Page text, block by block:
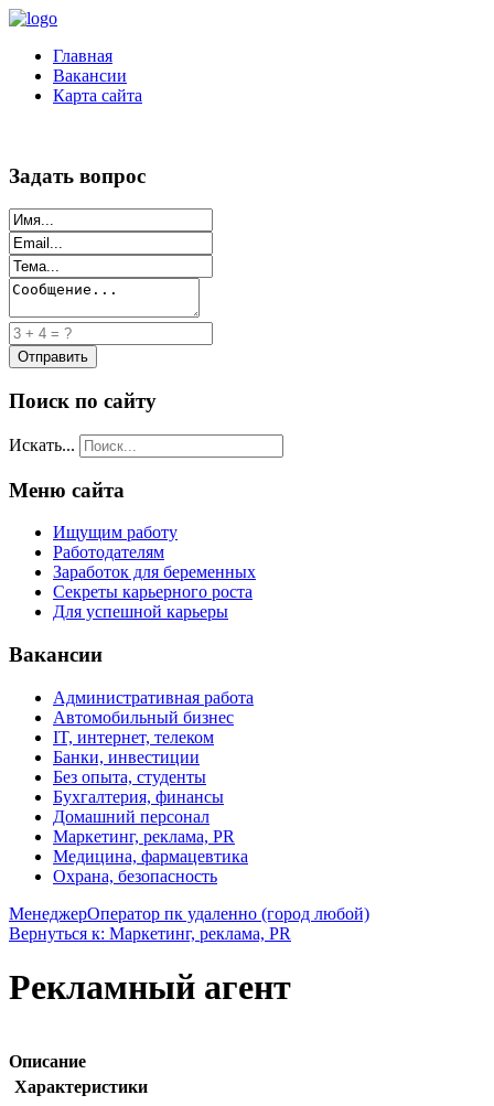
Главная
Вакансии
Карта сайта
Задать вопрос
Поиск по сайту
Искать...
Меню сайта
Ищущим работу
Работодателям
Заработок для беременных
Секреты карьерного роста
Для успешной карьеры
Вакансии
Административная работа
Автомобильный бизнес
IT, интернет, телеком
Банки, инвестиции
Без опыта, студенты
Бухгалтерия, финансы
Домашний персонал
Маркетинг, реклама, PR
Медицина, фармацевтика
Охрана, безопасность
МенеджерОператор пк удаленно (город любой)
Вернуться к: Маркетинг, реклама, PR
Рекламный агент
Описание
Характеристики